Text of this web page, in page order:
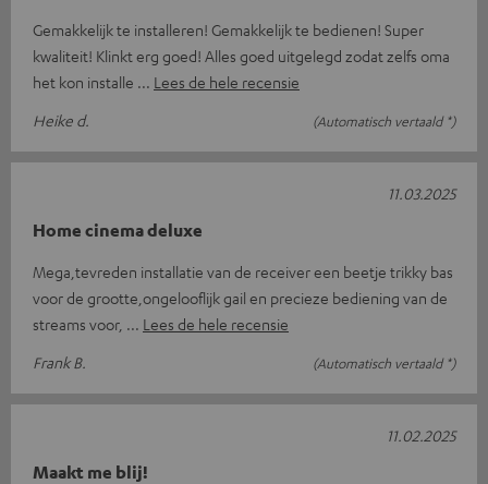
Gemakkelijk te installeren! Gemakkelijk te bedienen! Super
kwaliteit! Klinkt erg goed! Alles goed uitgelegd zodat zelfs oma
het kon installe
Lees de hele recensie
Heike d.
(Automatisch vertaald *)
Home cinema deluxe
Mega,tevreden installatie van de receiver een beetje trikky bas
voor de grootte,ongelooflijk gail en precieze bediening van de
streams voor,
Lees de hele recensie
Frank B.
(Automatisch vertaald *)
11.03.2025
Maakt me blij!
11.02.2025